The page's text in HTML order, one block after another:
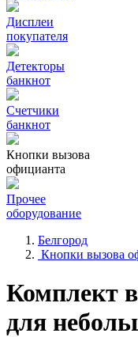
Дисплеи
покупателя
Детекторы
банкнот
Счетчики
банкнот
Кнопки вызова
официанта
Прочее
оборудование
Белгород
Кнопки вызова
Комплект
для